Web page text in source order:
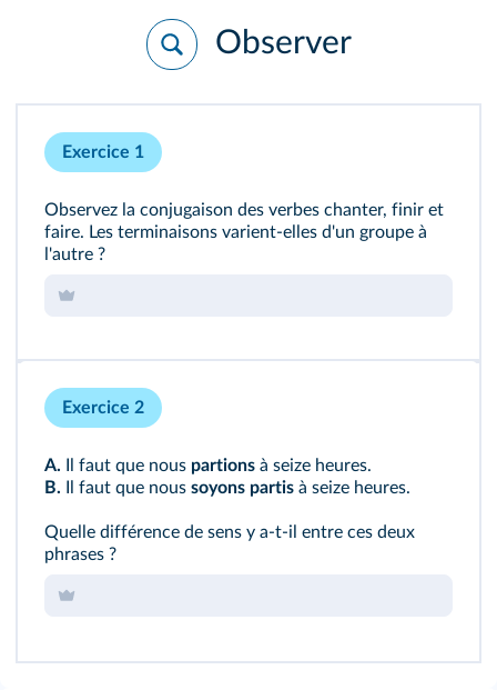
Observer
Exercice 1
Observez la conjugaison des verbes chanter, finir et
faire. Les terminaisons varient-elles d'un groupe à
l'autre ?
Exercice 2
A. Il faut que nous partions à seize heures.
B. Il faut que nous soyons partis à seize heures.
Quelle différence de sens y a-t-il entre ces deux
phrases ?